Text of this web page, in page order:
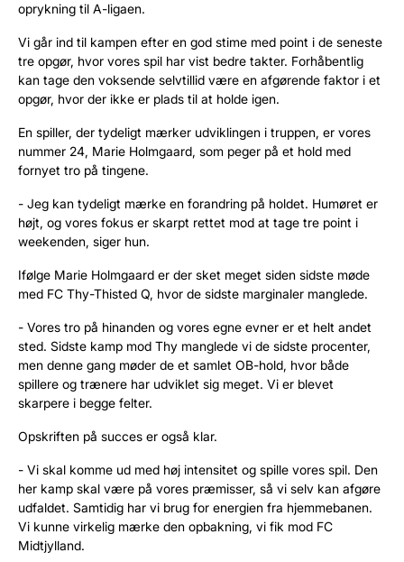
oprykning til A-ligaen.
Vi går ind til kampen efter en god stime med point i de seneste
tre opgør, hvor vores spil har vist bedre takter. Forhåbentlig
kan tage den voksende selvtillid være en afgørende faktor i et
opgør, hvor der ikke er plads til at holde igen.
En spiller, der tydeligt mærker udviklingen i truppen, er vores
nummer 24, Marie Holmgaard, som peger på et hold med
fornyet tro på tingene.
- Jeg kan tydeligt mærke en forandring på holdet. Humøret er
højt, og vores fokus er skarpt rettet mod at tage tre point i
weekenden, siger hun.
Ifølge Marie Holmgaard er der sket meget siden sidste møde
med FC Thy-Thisted Q, hvor de sidste marginaler manglede.
- Vores tro på hinanden og vores egne evner er et helt andet
sted. Sidste kamp mod Thy manglede vi de sidste procenter,
men denne gang møder de et samlet OB-hold, hvor både
spillere og trænere har udviklet sig meget. Vi er blevet
skarpere i begge felter.
Opskriften på succes er også klar.
- Vi skal komme ud med høj intensitet og spille vores spil. Den
her kamp skal være på vores præmisser, så vi selv kan afgøre
udfaldet. Samtidig har vi brug for energien fra hjemmebanen.
Vi kunne virkelig mærke den opbakning, vi fik mod FC
Midtjylland.